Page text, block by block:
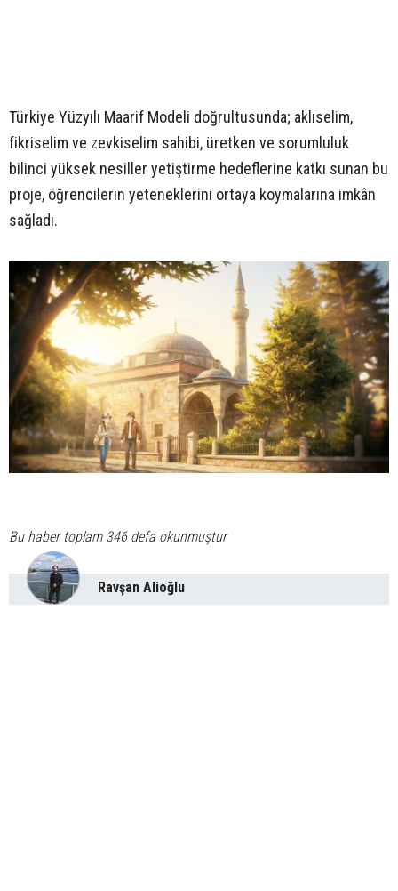
Türkiye Yüzyılı Maarif Modeli doğrultusunda; aklıselim,
fikriselim ve zevkiselim sahibi, üretken ve sorumluluk
bilinci yüksek nesiller yetiştirme hedeflerine katkı sunan bu
proje, öğrencilerin yeteneklerini ortaya koymalarına imkân
sağladı.
Bu haber toplam 346 defa okunmuştur
Ravşan Alioğlu